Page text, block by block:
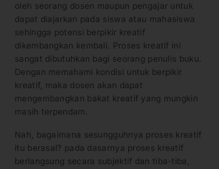
oleh seorang dosen maupun pengajar untuk
dapat diajarkan pada siswa atau mahasiswa
sehingga potensi berpikir kreatif
dikembangkan kembali. Proses kreatif ini
sangat dibutuhkan bagi seorang penulis buku.
Dengan memahami kondisi untuk berpikir
kreatif, maka dosen akan dapat
mengembangkan bakat kreatif yang mungkin
masih terpendam.
Nah, bagaimana sesungguhnya proses kreatif
itu berasal? pada dasarnya proses kreatif
berlangsung secara subjektif dan tiba-tiba,